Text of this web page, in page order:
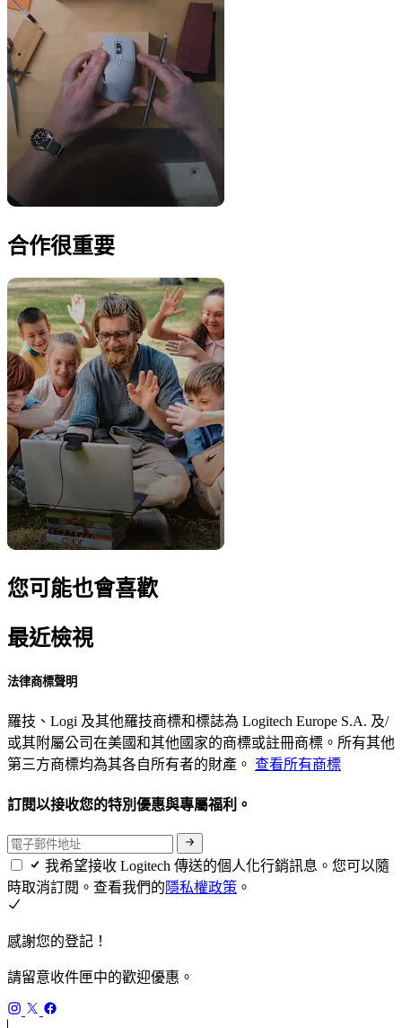
合作很重要
您可能也會喜歡
最近檢視
法律商標聲明
羅技、Logi 及其他羅技商標和標誌為 Logitech Europe S.A. 及/
或其附屬公司在美國和其他國家的商標或註冊商標。所有其他
第三方商標均為其各自所有者的財產。 查看所有商標
訂閱以接收您的特別優惠與專屬福利。
我希望接收 Logitech 傳送的個人化行銷訊息。您可以隨
時取消訂閱。查看我們的隱私權政策 。
感謝您的登記！
請留意收件匣中的歡迎優惠。